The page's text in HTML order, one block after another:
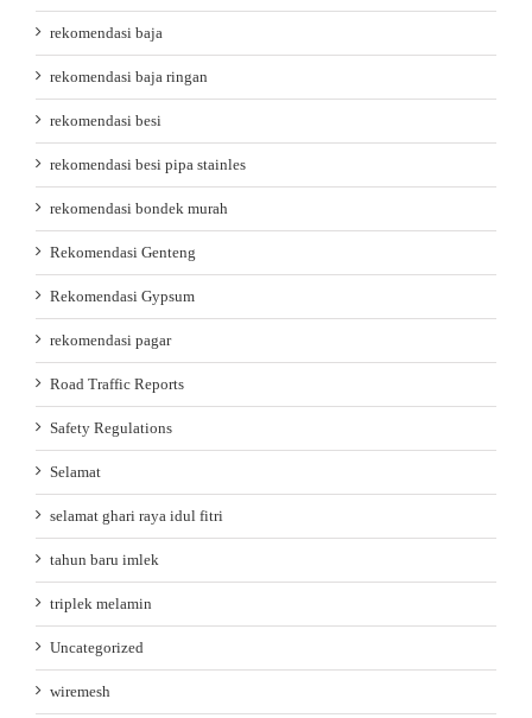
rekomendasi baja
rekomendasi baja ringan
rekomendasi besi
rekomendasi besi pipa stainles
rekomendasi bondek murah
Rekomendasi Genteng
Rekomendasi Gypsum
rekomendasi pagar
Road Traffic Reports
Safety Regulations
Selamat
selamat ghari raya idul fitri
tahun baru imlek
triplek melamin
Uncategorized
wiremesh